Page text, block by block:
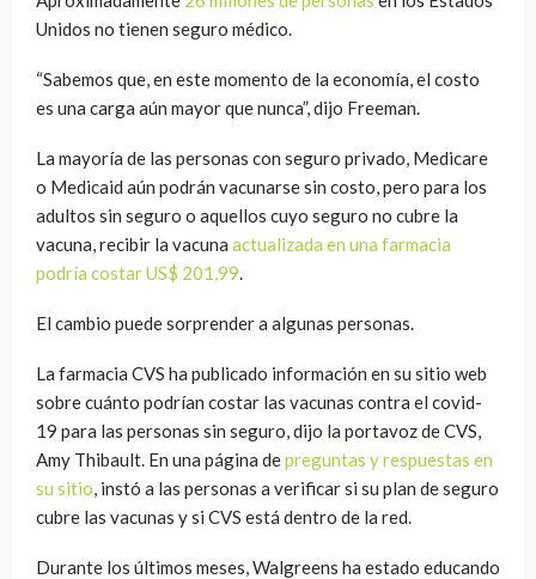
Unidos no tienen seguro médico.
“Sabemos que, en este momento de la economía, el costo
es una carga aún mayor que nunca”, dijo Freeman.
La mayoría de las personas con seguro privado, Medicare
o Medicaid aún podrán vacunarse sin costo, pero para los
adultos sin seguro o aquellos cuyo seguro no cubre la
vacuna, recibir la vacuna actualizada en una farmacia
podría costar US$ 201,99.
El cambio puede sorprender a algunas personas.
La farmacia CVS ha publicado información en su sitio web
sobre cuánto podrían costar las vacunas contra el covid-
19 para las personas sin seguro, dijo la portavoz de CVS,
Amy Thibault. En una página depreguntas y respuestas en
su sitio, instó a las personas a verificar si su plan de seguro
cubre las vacunas y si CVS está dentro de la red.
Durante los últimos meses, Walgreens ha estado educando